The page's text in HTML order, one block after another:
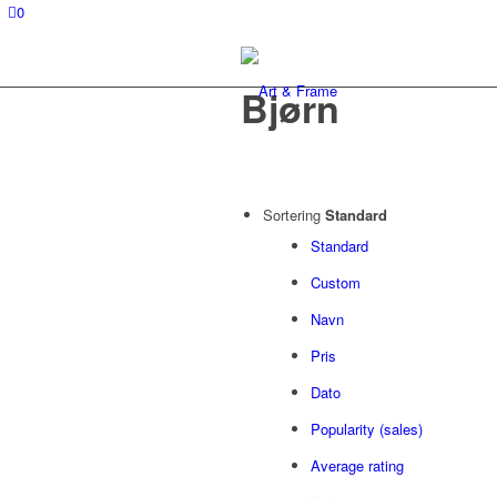
0
Bjørn
Sortering Standard
Standard
Custom
Navn
Pris
Dato
Popularity (sales)
Average rating